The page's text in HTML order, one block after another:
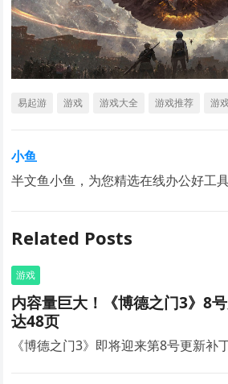
易起游 游戏 游戏大全 游戏推荐 游
小鱼
半文鱼小鱼，为您精选在线办公好工具
Related Posts
游戏
内容量巨大！《博德之门3》8
达48页
《博德之门3》即将迎来第8号更新